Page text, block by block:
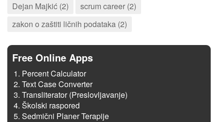
Dejan Majkić (2)
scrum career (2)
zakon o zaštiti ličnih podataka (2)
Free Online Apps
Percent Calculator
Text Case Converter
Transliterator (Preslovljavanje)
Školski raspored
Sedmični Planer Terapije